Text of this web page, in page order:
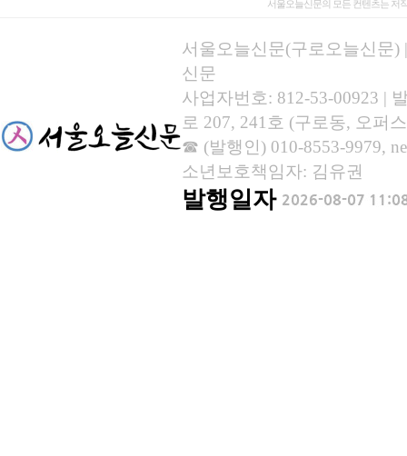
서울오늘신문의 모든 컨텐츠는 저
서울오늘신문(구로오늘신문)
신문
사업자번호: 812-53-00923 |
로 207, 241호 (구로동, 오퍼
☎ (발행인) 010-8553-9979,
소년보호책임자: 김유권
발행일자